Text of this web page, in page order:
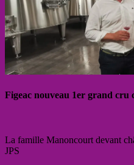
Figeac nouveau 1er grand cru
La famille Manoncourt devant
JPS